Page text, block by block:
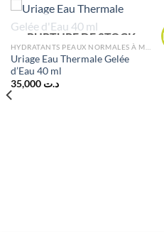
RUPTURE DE STOCK
Uriage Eau Thermale Gelée
d’Eau 40 ml
د.ت 35,000